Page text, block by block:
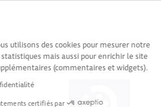
utilisons des cookies pour mesurer notre
statistiques mais aussi pour enrichir le site
(commentaires et widgets).
certifiés par